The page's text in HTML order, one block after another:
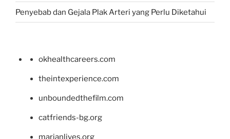
Penyebab dan Gejala Plak Arteri yang Perlu Diketahui
okhealthcareers.com
theintexperience.com
unboundedthefilm.com
catfriends-bg.org
marianlives.org